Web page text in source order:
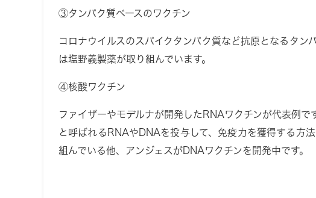
③タンパク質ベースのワクチン
コロナウイルスのスパイクタンパク質など抗原となるタン
は塩野義製薬が取り組んでいます。
④核酸ワクチン
ファイザーやモデルナが開発したRNAワクチンが代表例
と呼ばれるRNAやDNAを投与して、免疫力を獲得する方
組んでいる他、アンジェスがDNAワクチンを開発中です。